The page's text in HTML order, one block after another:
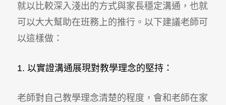
就以比較深入淺出的方式與家長穩定溝通，也就
可以大大幫助在班務上的推行。以下建議老師可
以這樣做：
1. 以實證溝通展現對教學理念的堅持：
老師對自己教學理念清楚的程度，會和老師在家